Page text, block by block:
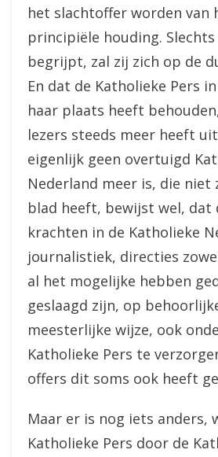
het slachtoffer worden van
principiële houding.
begrijpt, zal zij zich op de
En dat de Katholieke Pers
haar plaats heeft
lezers steeds meer heeft
eigenlijk geen overtuigd
Nederland meer is, die niet
blad heeft, bewijst wel, dat
krachten in de Katholieke
journalistiek, directies
al het mogelijke hebben
geslaagd zijn, op
meesterlijke wijze, ook
Katholieke Pers te
offers dit soms ook heeft
Maar er is nog iets anders,
Katholieke Pers door de